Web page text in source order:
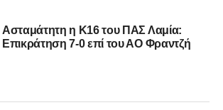
Ασταμάτητη η Κ16 του ΠΑΣ Λαμία:
Επικράτηση 7-0 επί του ΑΟ Φραντζή